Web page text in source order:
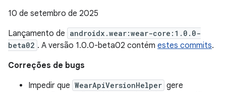
10 de setembro de 2025
Lançamento de androidx.wear:wear-core:1.0.0-
beta02 . A versão 1.0.0-beta02 contém estes commits.
Correções de bugs
Impedir que WearApiVersionHelper gere